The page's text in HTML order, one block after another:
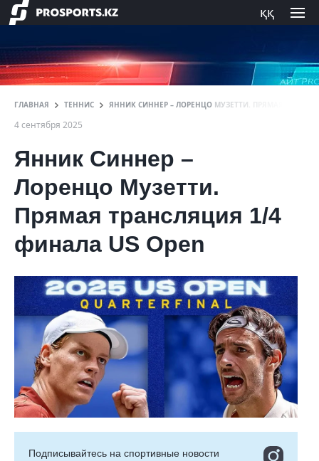
ққ
ГЛАВНАЯ ТЕННИС ЯННИК СИННЕР – ЛОРЕНЦО МУЗЕТТИ. ПРЯМАЯ
4 сентября 2025
Янник Синнер –
Лоренцо Музетти.
Прямая трансляция 1/4
финала US Open
Подписывайтесь на cпортивные новости